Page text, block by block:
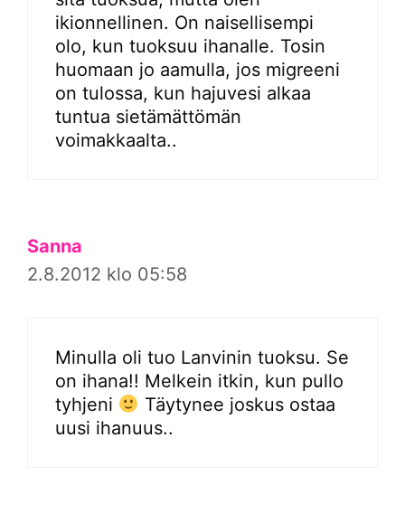
ikionnellinen. On naisellisempi
olo, kun tuoksuu ihanalle. Tosin
huomaan jo aamulla, jos migreeni
on tulossa, kun hajuvesi alkaa
tuntua sietämättömän
voimakkaalta..
Sanna
2.8.2012 klo 05:58
Minulla oli tuo Lanvinin tuoksu. Se
on ihana!! Melkein itkin, kun pullo
tyhjeni
Täytynee joskus ostaa
uusi ihanuus..